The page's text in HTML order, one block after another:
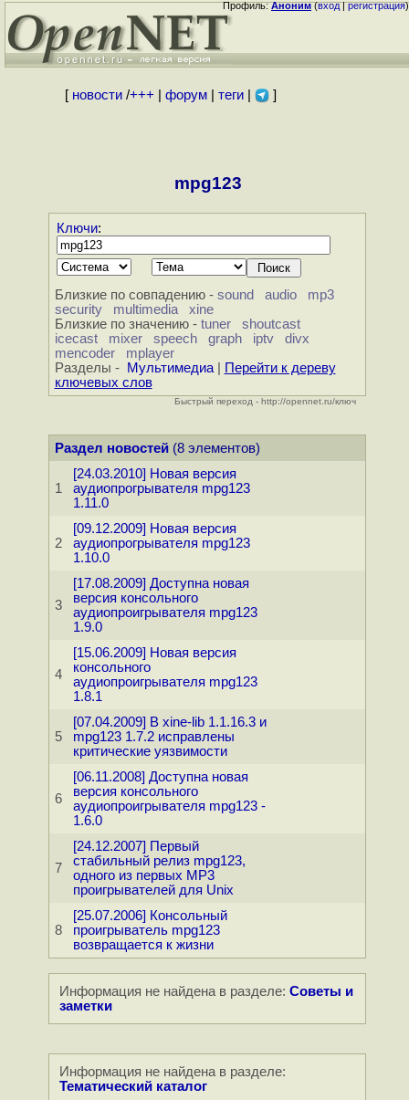
Профиль:Аноним(вход|регистрация)
[ новости/+++ форум| теги| ]
mpg123
Ключи:
Близкие по совпадению - sound audio
mp3
security
multimedia
xine
Близкие по значению - tuner
shoutcast
icecast
mixer speech graph iptv
divx
mencoder
mplayer
Разделы -
Мультимедиа|
Перейти к дереву
ключевых слов
Быстрый переход - http://opennet.ru/ключ
Раздел новостей(8 элементов)
1
[24.03.2010] Новая версия
аудиопрогрывателя mpg123
1.11.0
2
[09.12.2009] Новая версия
аудиопрогрывателя mpg123
1.10.0
3
[17.08.2009] Доступна новая
версия консольного
аудиопроигрывателя mpg123
1.9.0
4
[15.06.2009] Новая версия
консольного
аудиопроигрывателя mpg123
1.8.1
5
[07.04.2009] В xine-lib 1.1.16.3 и
mpg123 1.7.2 исправлены
критические уязвимости
6
[06.11.2008] Доступна новая
версия консольного
аудиопроигрывателя mpg123 -
1.6.0
7
[24.12.2007] Первый
стабильный релиз mpg123,
одного из первых MP3
проигрывателей для Unix
8
[25.07.2006] Консольный
проигрыватель mpg123
возвращается к жизни
Информация не найдена в разделе: Советы и
заметки
Информация не найдена в разделе:
Тематический каталог